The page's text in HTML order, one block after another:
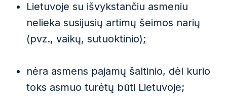
Lietuvoje su išvykstančiu asmeniu
nelieka susijusių artimų šeimos narių
(pvz., vaikų, sutuoktinio);
nėra asmens pajamų šaltinio, dėl kurio
toks asmuo turėtų būti Lietuvoje;